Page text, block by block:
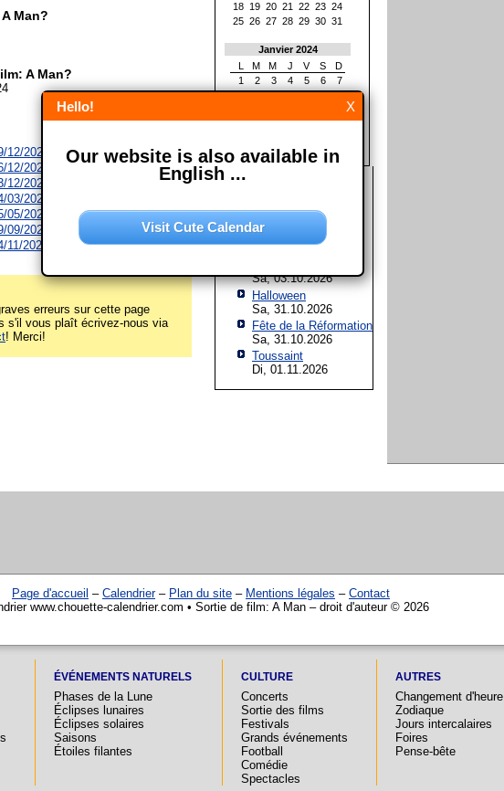
Man?
A Man?
2026
2026
2026
2027
2027
2027
2027
erreurs sur cette page
s'il vous plaît écrivez-nous via
! Merci!
18 19 20 21 22 23 24
25 26 27 28 29 30 31
Janvier 2024
L
M M J V S
D
1
2 3 4 5 6
7
8
9 10 11 12 13 14
22 23 24 25 26 27 28
Les prochaines fêtes et
Assomption de Marie
Sa, 15.08.2026
Sa, 03.10.2026
Halloween
Sa, 31.10.2026
Fête de la Réformation
Sa, 31.10.2026
Toussaint
Di, 01.11.2026
Page d'accueil – Calendrier– Plan du site – Mentions légales – Contact
www.chouette-calendrier.com • Sortie de film: A Man – droit d'auteur © 2026
ÉVÉNEMENTS NATURELS
Phases de la Lune
Éclipses lunaires
Éclipses solaires
Saisons
Étoiles filantes
CULTURE
Concerts
Sortie des films
Festivals
Grands événements
Football
Comédie
Spectacles
AUTRES
Changement d'heure
Zodiaque
Jours intercalaires
Foires
Pense-bête
X
Hello!
Our website is also available in
English ...
Visit Cute Calendar